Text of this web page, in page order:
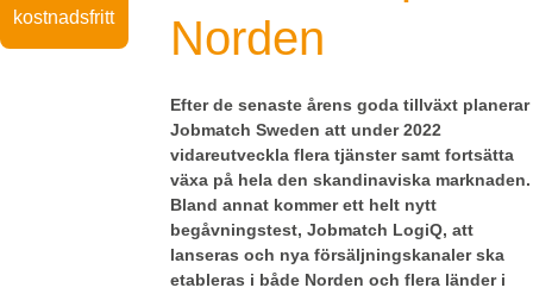
Norden
Efter de senaste årens goda tillväxt planerar
Jobmatch Sweden att under 2022
vidareutveckla flera tjänster samt fortsätta
växa på hela den skandinaviska marknaden.
Bland annat kommer ett helt nytt
begåvningstest, Jobmatch LogiQ, att
lanseras och nya försäljningskanaler ska
etableras i både Norden och flera länder i
kostnadsfritt